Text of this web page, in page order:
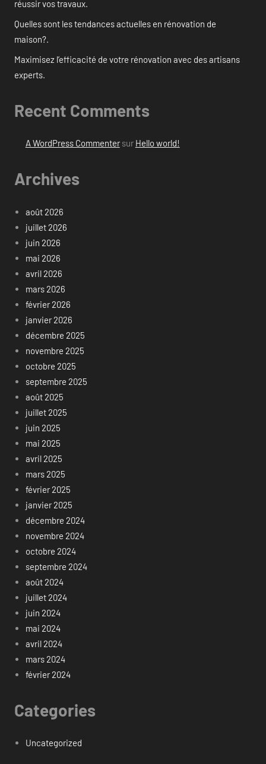
réussir vos travaux.
Quelles sont les tendances actuelles en rénovation de
maison?.
Maximisez l’efficacité de votre rénovation avec des artisans
experts.
Recent Comments
A WordPress Commentersur Hello world!
Archives
août 2026
juillet 2026
juin 2026
mai 2026
avril 2026
mars 2026
février 2026
janvier 2026
décembre 2025
novembre 2025
octobre 2025
septembre 2025
août 2025
juillet 2025
juin 2025
mai 2025
avril 2025
mars 2025
février 2025
janvier 2025
décembre 2024
novembre 2024
octobre 2024
septembre 2024
août 2024
juillet 2024
juin 2024
mai 2024
avril 2024
mars 2024
février 2024
Categories
Uncategorized